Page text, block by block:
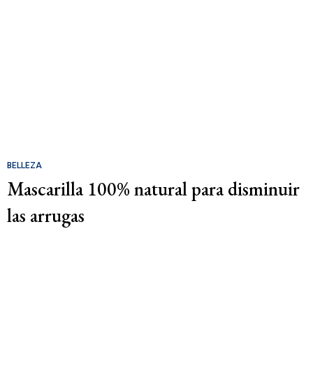
BELLEZA
Mascarilla 100% natural para disminuir
las arrugas